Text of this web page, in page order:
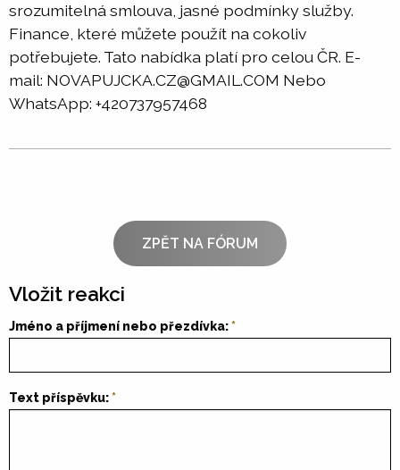
srozumitelná smlouva, jasné podmínky služby.
Finance, které můžete použít na cokoliv
potřebujete. Tato nabídka platí pro celou ČR. E-
mail: NOVAPUJCKA.CZ@GMAIL.COM Nebo
WhatsApp: +420737957468
ZPĚT NA FÓRUM
Vložit reakci
Jméno a příjmení nebo přezdívka:
Text příspěvku: